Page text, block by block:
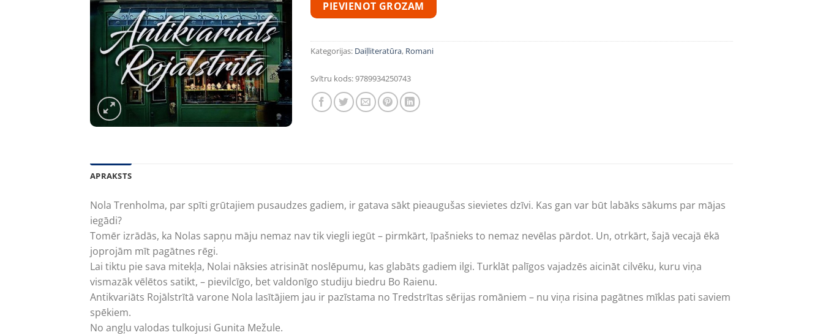
PIEVIENOT GROZAM
Kategorijas: Daiļliteratūra, Romani
Svītru kods:9789934250743
APRAKSTS
Nola Trenholma, par spīti grūtajiem pusaudzes gadiem, ir gatava sākt pieaugušas sievietes dzīvi. Kas gan var būt labāks sākums par mājas
iegādi?
Tomēr izrādās, ka Nolas sapņu māju nemaz nav tik viegli iegūt – pirmkārt, īpašnieks to nemaz nevēlas pārdot. Un, otrkārt, šajā vecajā ēkā
joprojām mīt pagātnes rēgi.
Lai tiktu pie sava mitekļa, Nolai nāksies atrisināt noslēpumu, kas glabāts gadiem ilgi. Turklāt palīgos vajadzēs aicināt cilvēku, kuru viņa
vismazāk vēlētos satikt, – pievilcīgo, bet valdonīgo studiju biedru Bo Raienu.
Antikvariāts Rojālstrītā varone Nola lasītājiem jau ir pazīstama no Tredstrītas sērijas romāniem – nu viņa risina pagātnes mīklas pati saviem
spēkiem.
No angļu valodas tulkojusi Gunita Mežule.